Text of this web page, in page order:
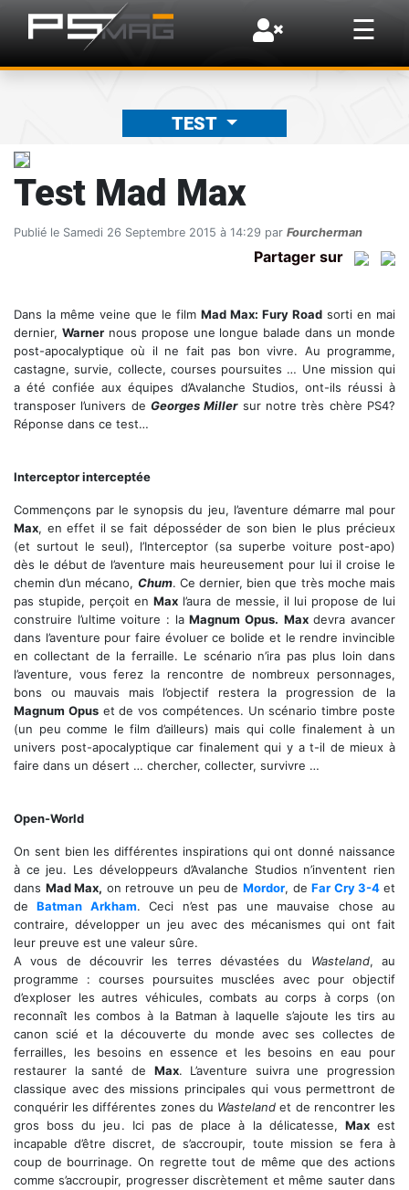
☰
×
TEST
Test Mad Max
Publié le Samedi 26 Septembre 2015 à 14:29 par Fourcherman
Partager sur
Dans la même veine que le film Mad Max: Fury Road sorti en mai
dernier, Warnernous propose une longue balade dans un monde
post-apocalyptique où il ne fait pas bon vivre. Au programme,
castagne, survie, collecte, courses poursuites … Une mission qui
a été confiée aux équipes d’Avalanche Studios, ont-ils réussi à
transposer l’univers de Georges Millersur notre très chère PS4?
Réponse dans ce test…
Interceptor interceptée
Commençons par le synopsis du jeu, l’aventure démarre mal pour
Max, en effet il se fait déposséder de son bien le plus précieux
(et surtout le seul), l’Interceptor (sa superbe voiture post-apo)
dès le début de l’aventure mais heureusement pour lui il croise le
chemin d’un mécano, Chum. Ce dernier, bien que très moche mais
pas stupide, perçoit enMax l’aura de messie, il lui propose de lui
construire l’ultime voiture : laMagnum Opus. Maxdevra avancer
dans l’aventure pour faire évoluer ce bolide et le rendre invincible
en collectant de la ferraille. Le scénario n’ira pas plus loin dans
l’aventure, vous ferez la rencontre de nombreux personnages,
bons ou mauvais mais l’objectif restera la progression de la
Magnum Opuset de vos compétences. Un scénario timbre poste
(un peu comme le film d’ailleurs) mais qui colle finalement à un
univers post-apocalyptique car finalement qui y a t-il de mieux à
faire dans un désert … chercher, collecter, survivre …
Open-World
On sent bien les différentes inspirations qui ont donné naissance
à ce jeu. Les développeurs d’Avalanche Studios n’inventent rien
dans Mad Max, on retrouve un peu de Mordor, deFar Cry 3-4et
deBatman Arkham. Ceci n’est pas une mauvaise chose au
contraire, développer un jeu avec des mécanismes qui ont fait
leur preuve est une valeur sûre.
A vous de découvrir les terres dévastées du Wasteland, au
programme : courses poursuites musclées avec pour objectif
d’exploser les autres véhicules, combats au corps à corps (on
reconnaît les combos à la Batman à laquelle s’ajoute les tirs au
canon scié et la découverte du monde avec ses collectes de
ferrailles, les besoins en essence et les besoins en eau pour
restaurer la santé de Max. L’aventure suivra une progression
classique avec des missions principales qui vous permettront de
conquérir les différentes zones du Wasteland et de rencontrer les
gros boss du jeu. Ici pas de place à la délicatesse, Maxest
incapable d’être discret, de s’accroupir, toute mission se fera à
coup de bourrinage. On regrette tout de même que des actions
comme s’accroupir, progresser discrètement et même sauter dans